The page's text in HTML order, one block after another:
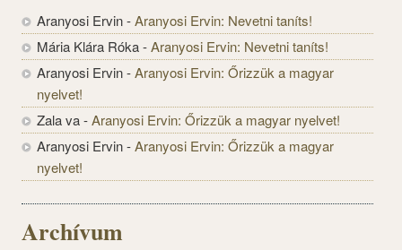
Aranyosi Ervin-Aranyosi Ervin: Nevetni taníts!
Mária Klára Róka-Aranyosi Ervin: Nevetni taníts!
Aranyosi Ervin-Aranyosi Ervin: Őrizzük a magyar
nyelvet!
Zala va-Aranyosi Ervin: Őrizzük a magyar nyelvet!
Aranyosi Ervin-Aranyosi Ervin: Őrizzük a magyar
nyelvet!
Archívum